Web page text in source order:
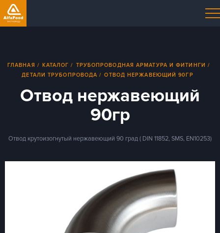
ГЛАВНАЯ КАТАЛОГ
ТРУБОПРОВОДНАЯ АРМАТУРА И ФИТИНГИ
ДЕТАЛИ ТРУБОПРОВОДА
ОТВОД НЕРЖАВЕЮЩИЙ 90ГР
Отвод нержавеющий
90гр
Отвод крутоизогнутый нержавеющий 90 град ( DIN 11852, SMS, EN10253)